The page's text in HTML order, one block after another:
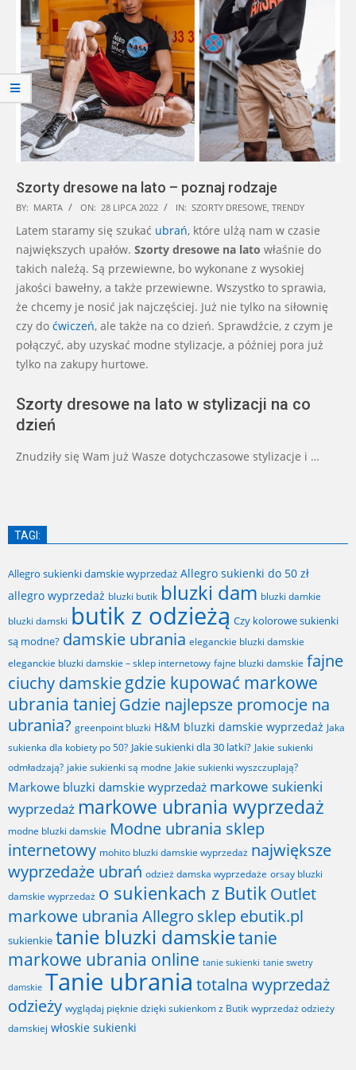
Szorty dresowe na lato – poznaj rodzaje
2022-
07-
BY: MARTA ON: 28 LIPCA 2022 IN: SZORTY DRESOWE TRENDY
Latem staramy się szukać ubrań, które ulżą nam w czasie
największych upałów. Szorty dresowe na lato właśnie do
takich należą. Są przewiewne, bo wykonane z wysokiej
jakości bawełny, a także przewiewne. Wszystko to sprawia,
że chcemy je nosić jak najczęściej. Już nie tylko na siłownię
czy do ćwiczeń, ale także na co dzień. Sprawdźcie, z czym je
połączyć, aby uzyskać modne stylizacje, a później pora już
tylko na zakupy hurtowe.
Szorty dresowe na lato w stylizacji na co
dzień
Znudziły się Wam już Wasze dotychczasowe stylizacje i …
TAGI:
Allegro sukienki damskie wyprzedaż Allegro sukienki do 50 zł
allegro wyprzedaż bluzki butik bluzki dam bluzki damkie
bluzki damski butik z odzieżą Czy kolorowe sukienki
są modne? damskie ubrania eleganckie bluzki damskie
eleganckie bluzki damskie – sklep internetowy fajne bluzki damskie fajne
ciuchy damskiegdzie kupować markowe
ubrania taniej Gdzie najlepsze promocje na
ubrania? greenpoint bluzki H&M bluzki damskie wyprzedaż Jaka
sukienka dla kobiety po 50? Jakie sukienki dla 30 latki? Jakie sukienki
odmładzają? jakie sukienki są modne Jakie sukienki wyszczuplają?
Markowe bluzki damskie wyprzedaż markowe sukienki
wyprzedaż markowe ubrania wyprzedaż
modne bluzki damskie Modne ubrania sklep
internetowy mohito bluzki damskie wyprzedaż największe
wyprzedaże ubrań odzież damska wyprzedaże orsay bluzki
damskie wyprzedaż o sukienkach z Butik Outlet
markowe ubrania Allegro sklep ebutik.pl
sukienkie tanie bluzki damskietanie
markowe ubrania online tanie sukienki tanie swetry
damskie Tanie ubrania totalna wyprzedaż
odzieży wyglądaj pięknie dzięki sukienkom z Butik wyprzedaż odzieży
damskiej włoskie sukienki